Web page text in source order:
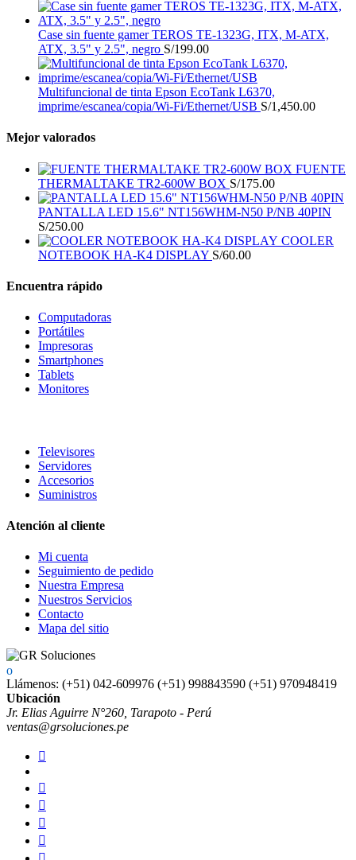
Case sin fuente gamer TEROS TE-1323G, ITX, M-ATX,
ATX, 3.5" y 2.5", negro S/199.00
Multifuncional de tinta Epson EcoTank L6370,
imprime/escanea/copia/Wi-Fi/Ethernet/USB S/1,450.00
Mejor valorados
FUENTE
THERMALTAKE TR2-600W BOX S/175.00
PANTALLA LED 15.6" NT156WHM-N50 P/NB 40PIN
S/250.00
COOLER
NOTEBOOK HA-K4 DISPLAY S/60.00
Encuentra rápido
Computadoras
Portátiles
Impresoras
Smartphones
Tablets
Monitores
Televisores
Servidores
Accesorios
Suministros
Atención al cliente
Mi cuenta
Seguimiento de pedido
Nuestra Empresa
Nuestros Servicios
Contacto
Mapa del sitio
Llámenos: (+51) 042-609976 (+51) 998843590 (+51) 970948419
Ubicación
Jr. Elias Aguirre N°260, Tarapoto - Perú
ventas@grsoluciones.pe